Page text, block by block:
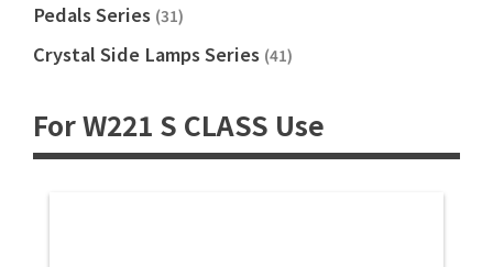
Pedals Series (31)
Crystal Side Lamps Series (41)
For W221 S CLASS Use